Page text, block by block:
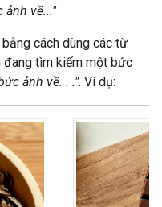
ảnh về..."
cách dùng các từ
đang tìm kiếm một bức
ảnh về. . .". Ví dụ: